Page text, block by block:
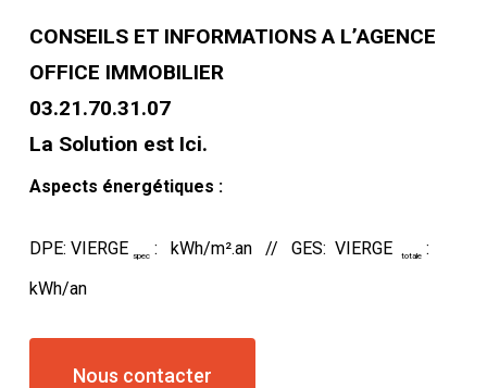
CONSEILS ET INFORMATIONS A L’AGENCE
OFFICE IMMOBILIER
03.21.70.31.07
La Solution est Ici.
Aspects énergétiques :
DPE: VIERGE spec : kWh/m².an // GES: VIERGE totale :
kWh/an
Nous contacter